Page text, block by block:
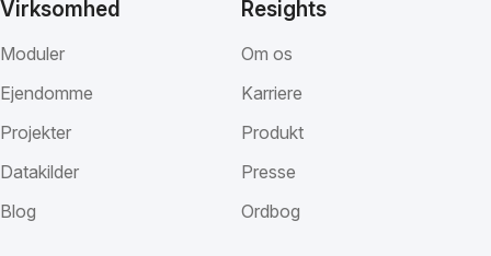
Virksomhed
Moduler
Ejendomme
Projekter
Datakilder
Blog
Resights
Om os
Karriere
Produkt
Presse
Ordbog